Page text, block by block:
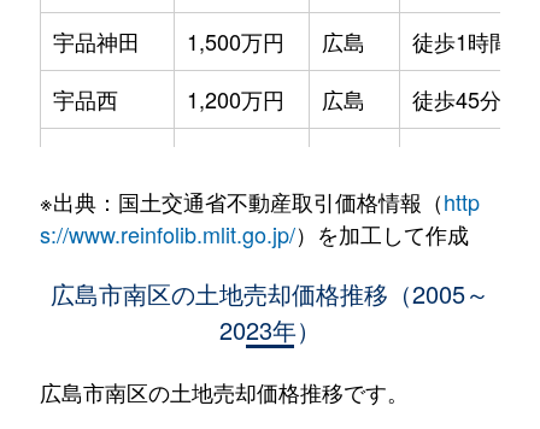
宇品神田
1,500万円 広島
徒歩1時間
宇品西
1,200万円 広島
徒歩45分
宇品東
4,500万円 広島
徒歩45分
3,900万円
宇品御幸
13,000万円 広島
※出典：国土交通省不動産取引価格情報（http
s://www.reinfolib.mlit.go.jp/）を加工して作成
広島市南区の土地売却価格推移（2005～
2023年）
広島市南区の土地売却価格推移です。